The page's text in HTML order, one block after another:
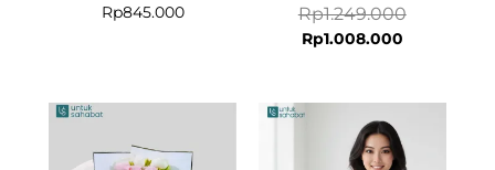
Rp845.000 Rp1.249.000
Rp1.008.000